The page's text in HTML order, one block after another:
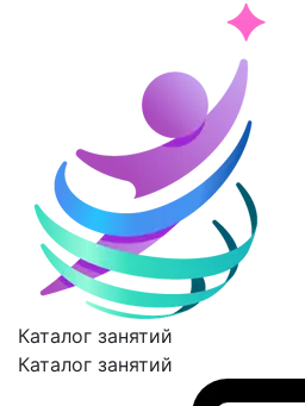
Каталог занятий
Каталог занятий